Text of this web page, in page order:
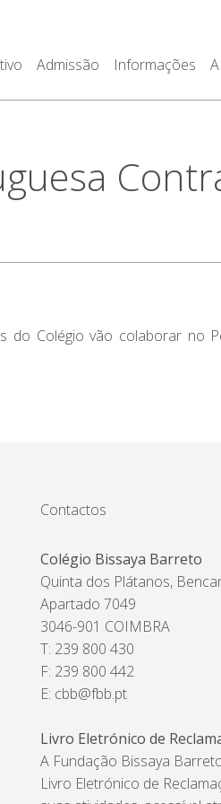
Admissão Informações
do Colégio vão colaborar no
Contactos
Colégio Bissaya Barreto
Quinta dos Plátanos,
Apartado 7049
3046-901 COIMBRA
T: 239 800 430
F: 239 800 442
E: cbb@fbb.pt
Livro Eletrónico de
A Fundação Bissaya
Livro Eletrónico de